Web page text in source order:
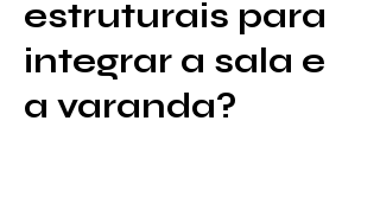
estruturais para
integrar a sala e
a varanda?